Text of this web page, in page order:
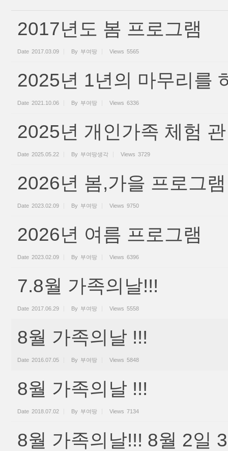
2017년도 봄 프로그램
Date 2017.03.09 By 부여땅 Views 5565
2025년 1년의 마무리를
Date 2021.10.06 By 부여땅 Views 6336
2025년 개인가족 체험
Date 2025.05.22 By 부여땅생각 Views 3729
2026년 봄,가을 프로그램
Date 2023.02.09 By 부여땅 Views 9750
2026년 여름 프로그램
Date 2023.02.09 By 부여땅 Views 6396
7.8월 가족의날!!!
Date 2017.06.29 By 부여땅 Views 5558
8월 가족의날 !!!
Date 2016.07.05 By 부여땅 Views 5848
8월 가족의날 !!!
Date 2018.07.02 By 부여땅 Views 7134
8월 가족의날!!! 8월 2일